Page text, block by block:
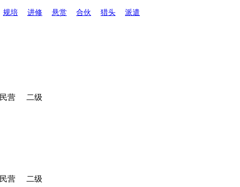
补充医疗保险 企业年金 绩效奖金
职称晋升
班车接送
规培 进修 悬赏 合伙 猎头 派遣
民营
二级
民营
二级